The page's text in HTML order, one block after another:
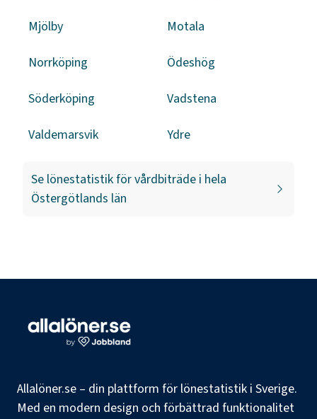
Mjölby Motala
Norrköping Ödeshög
Söderköping Vadstena
Valdemarsvik Ydre
Se lönestatistik förvårdbiträde i hela
Östergötlands län
Allalöner.se – din plattform för lönestatistik i Sverige.
Med en modern design och förbättrad funktionalitet